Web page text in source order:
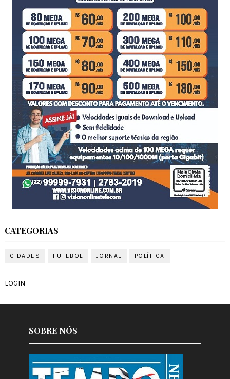
CATEGORIAS
CIDADES FUTEBOL JORNAL POLÍTICA
LOGIN
SOBRE NÓS